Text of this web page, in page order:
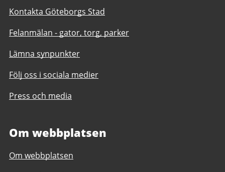
Kontakta Göteborgs Stad
Felanmälan - gator, torg, parker
Lämna synpunkter
Följ oss i sociala medier
Press och media
Om webbplatsen
Om webbplatsen